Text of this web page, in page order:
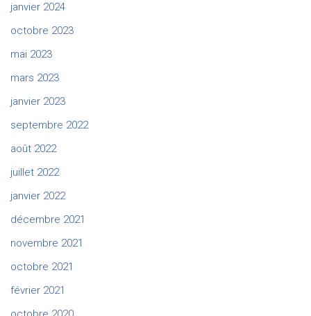
janvier 2024
octobre 2023
mai 2023
mars 2023
janvier 2023
septembre 2022
août 2022
juillet 2022
janvier 2022
décembre 2021
novembre 2021
octobre 2021
février 2021